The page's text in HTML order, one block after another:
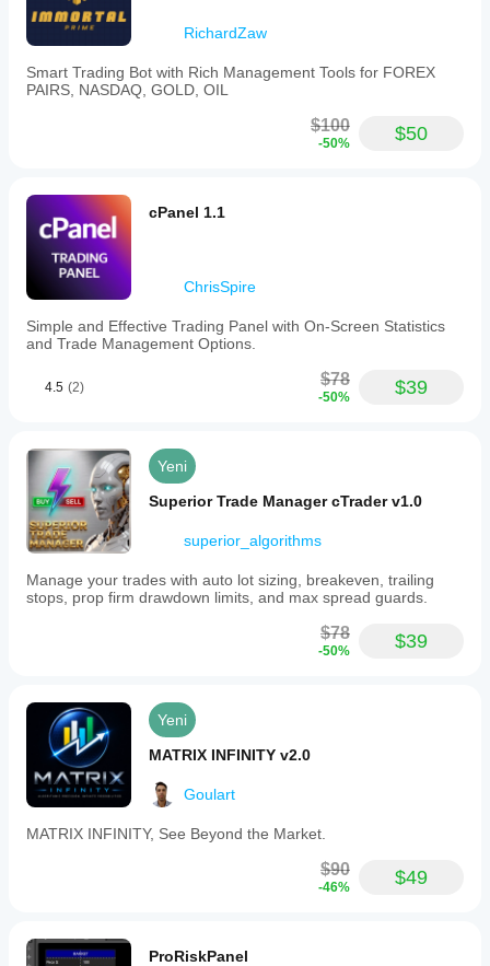
various
financial
indicators
and
graphical
elements
product
focuses
on
visualizing
trades
based
price
action
a
clean,
professional
framework.
İşlem profili
RichardZaw
Smart Trading Bot with Rich Management Tools for FOREX
PAIRS, NASDAQ, GOLD, OIL
$100
-50% $50
cPanel 1.1
ChrisSpire
Simple and Effective Trading Panel with On-Screen Statistics
and Trade Management Options.
4.5 (2) $78
-50% $39
Yeni
Superior Trade Manager cTrader v1.0
superior_algorithms
Manage your trades with auto lot sizing, breakeven, trailing
stops, prop firm drawdown limits, and max spread guards.
$78
-50% $39
Yeni
MATRIX INFINITY v2.0
Goulart
MATRIX INFINITY, See Beyond the Market.
$90
-46% $49
ProRiskPanel